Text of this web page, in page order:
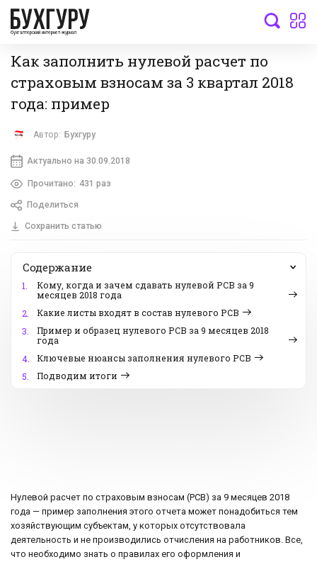
бухгалтерский интернет-журнал
Как заполнить нулевой расчет по
страховым взносам за 3 квартал 2018
года: пример
Автор: Бухгуру
Актуально на 30.09.2018
Прочитано: 431 раз
Поделиться
Сохранить статью
Содержание
1.
Кому, когда и зачем сдавать нулевой РСВ за 9
месяцев 2018 года
2.
Какие листы входят в состав нулевого РСВ
3.
Пример и образец нулевого РСВ за 9 месяцев 2018
года
4.
Ключевые нюансы заполнения нулевого РСВ
5.
Подводим итоги
Нулевой расчет по страховым взносам (РСВ) за 9 месяцев 2018
года — пример заполнения этого отчета может понадобиться тем
хозяйствующим субъектам, у которых отсутствовала
деятельность и не производились отчисления на работников. Все,
что необходимо знать о правилах его оформления и